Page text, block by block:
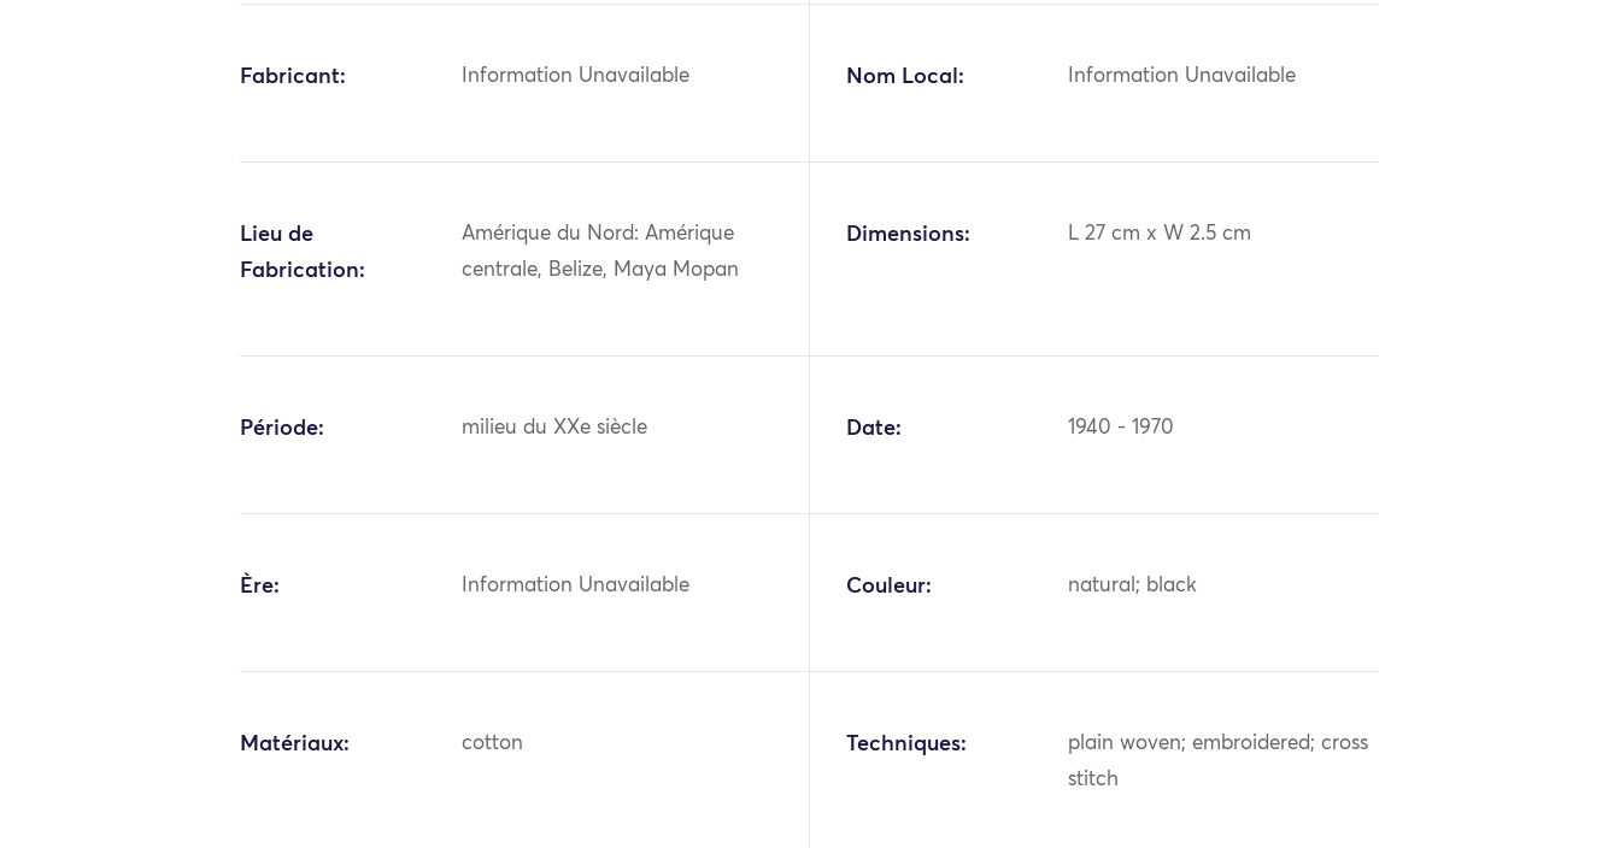
Fabricant: Information Unavailable Nom Local: Information Unavailable
Lieu de
Fabrication:
Amérique du Nord: Amérique
centrale, Belize, Maya Mopan
Dimensions: L 27 cm x W 2.5 cm
Période: milieu du XXe siècle Date: 1940 - 1970
Ère: Information Unavailable Couleur: natural; black
Matériaux: cotton Techniques:
plain woven; embroidered; cross
stitch